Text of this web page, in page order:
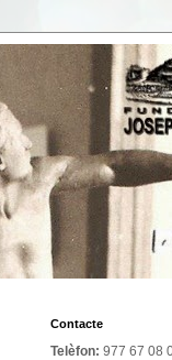
Contacte
Telèfon: 977 67 08